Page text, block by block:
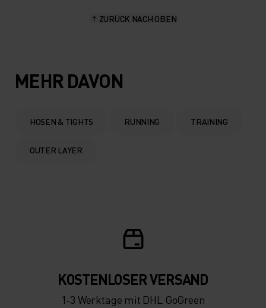
ZURÜCK NACH OBEN
MEHR DAVON
HOSEN & TIGHTS RUNNING TRAINING
OUTER LAYER
KOSTENLOSER VERSAND
1-3 Werktage mit DHL GoGreen